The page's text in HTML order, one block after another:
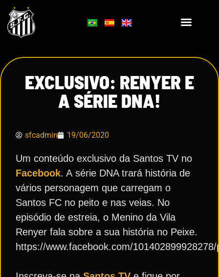
EXCLUSIVO: RENYER E
A SÉRIE DNA!
sfcadmin 19/06/2020
Um conteúdo exclusivo da Santos TV no
Facebook. A série DNA trará história de
vários personagem que carregam o
Santos FC no peito e nas veias. No
episódio de estreia, o Menino da Vila
Renyer fala sobre a sua história no Peixe.
https://www.facebook.com/